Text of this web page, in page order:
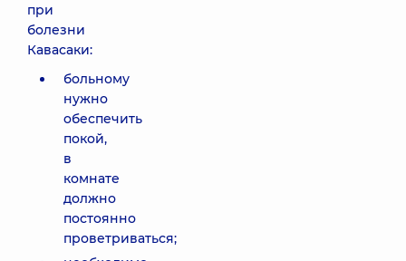
при
болезни
Кавасаки:
больному
нужно
обеспечить
покой,
в
комнате
должно
постоянно
проветриваться;